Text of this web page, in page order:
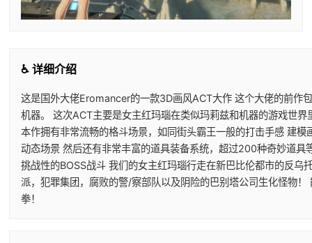
♿ 详细介绍
这是国外大佬Eromancer的一款3D画风ACT大作 这个大佬的前作
机器。 这次ACT主要是女主红玛瑙在类似玛莉兹和机器的游戏世
本作拥有非常流畅的格斗场景，如同街头霸王一般的打击手感 建
动态场景 然后还有非常丰富的道具装备系统，超过200种奇妙道具
挑战性的BOSS战斗 我们的女主红玛瑙行走在新巴比伦都市的反乌
派，犯罪集团，腐败的警/察部队以及阴险的巴别塔公司生化怪物
拳！